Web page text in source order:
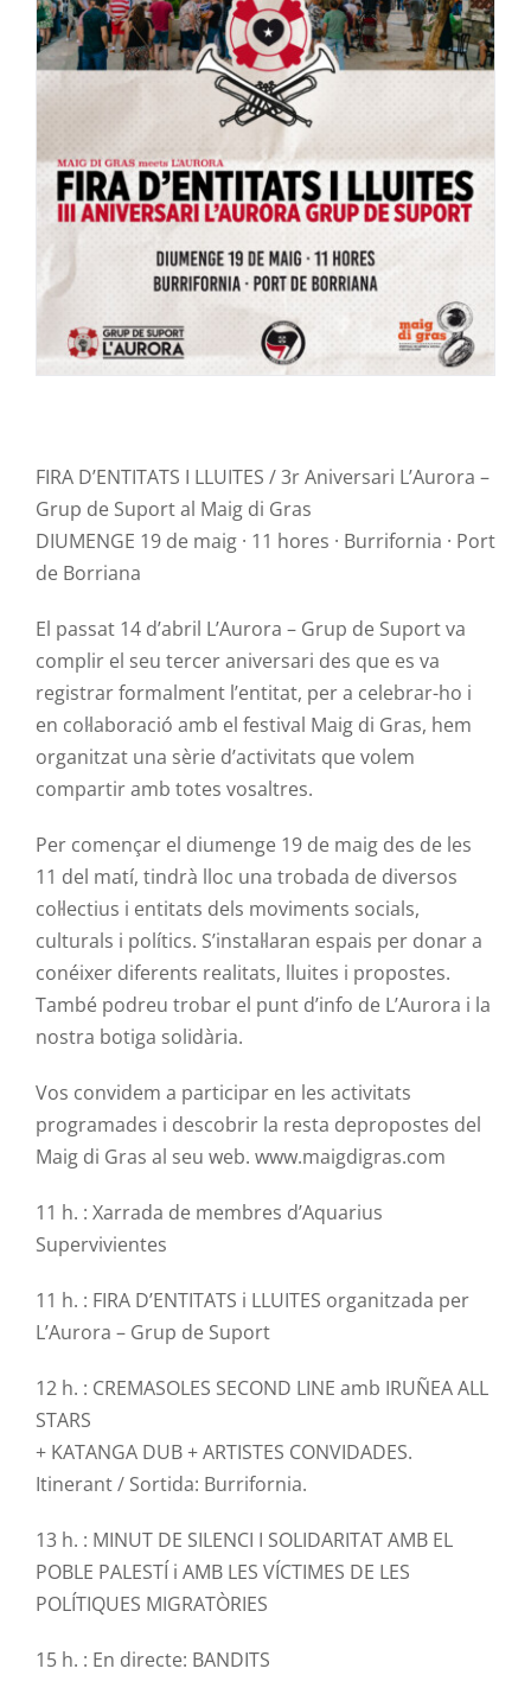
Contacte
FIRA D’ENTITATS I LLUITES / 3r Aniversari L’Aurora –
Grup de Suport al Maigdi Gras
DIUMENGE 19 de maig · 11 hores · Burrifornia · Port
de Borriana
El passat 14 d’abril L’Aurora – Grup de Suport va
complir el seu tercer aniversari des que es va
registrar formalment l’entitat, per a celebrar-ho i
en col·laboració amb el festival Maigdi Gras, hem
organitzat una sèrie d’activitats que volem
compartir amb totes vosaltres.
Per començar el diumenge 19 de maig des de les
11 del matí, tindrà lloc una trobada de diversos
col·lectius i entitats dels moviments socials,
culturals i polítics. S’instal·laran espais per donar a
conéixer diferents realitats, lluites i propostes.
També podreu trobar el punt d’info de L’Aurora i la
nostra botiga solidària.
Vos convidem a participar en les activitats
programades i descobrir la resta depropostes del
Maigdi Gras al seu web. www.maigdigras.com
11 h. : Xarrada de membres d’Aquarius
Supervivientes
11 h. : FIRA D’ENTITATS i LLUITES organitzada per
L’Aurora – Grup de Suport
12 h. : CREMASOLES SECOND LINE amb IRUÑEAALL
STARS
+ KATANGA DUB+ ARTISTES CONVIDADES.
Itinerant / Sortida: Burrifornia.
13 h. : MINUT DE SILENCI I SOLIDARITAT AMB EL
POBLE PALESTÍ i AMB LES VÍCTIMES DE LES
POLÍTIQUES MIGRATÒRIES
15 h. : En directe: BANDITS